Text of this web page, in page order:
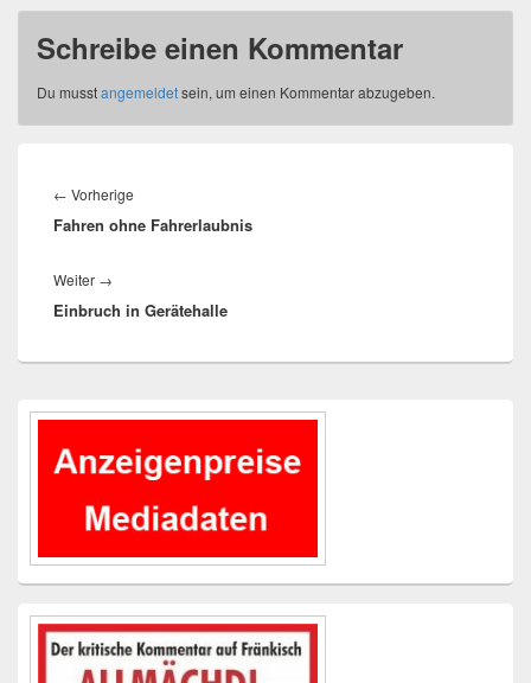
Schreibe einen Kommentar
Du musstangemeldetsein, um einen Kommentar abzugeben.
← Vorherige
Beitrag:
Fahren ohne Fahrerlaubnis
Weiter →
Beitrag:
Einbruch in Gerätehalle
Primärer
Widgetbereich